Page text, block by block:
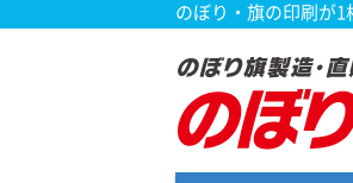
のぼり・旗の印刷が1